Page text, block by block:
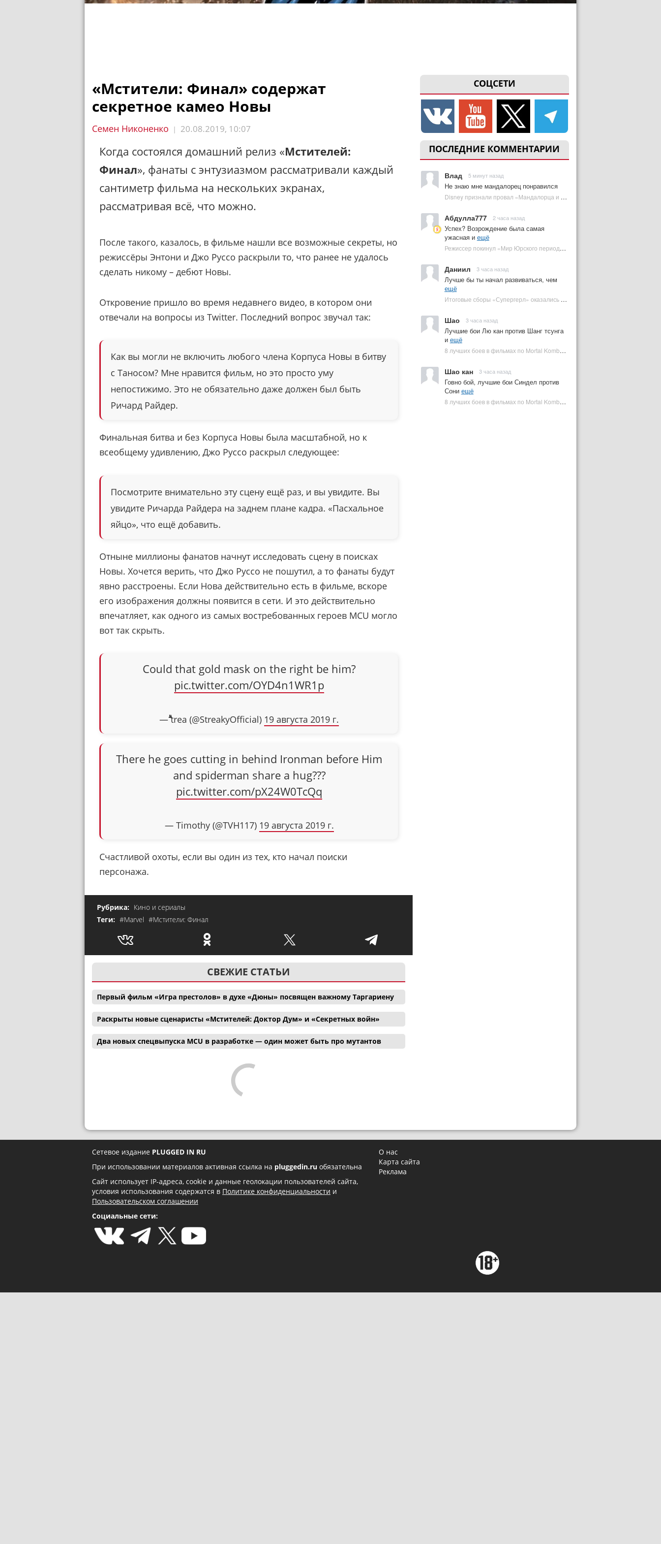
СОЦСЕТИ
ПОСЛЕДНИЕ КОММЕНТАРИИ
Влад 5 минут назад
Не знаю мне мандалорец понравился
Disney признали провал «Мандалорца и Грогу» и еще одной новинки | Plugged In Ru
Абдулла777 2 часа назад
Успех? Возрождение была самая
ужасная и ещё
Режиссер покинул «Мир Юрского периода 5» | Plugged In Ru
Даниил 3 часа назад
Лучше бы ты начал развиваться, чем
ещё
Итоговые сборы «Супергерл» оказались худшими для DC за два десятилетия | Plugged In Ru
Шао 3 часа назад
Лучшие бои Лю кан против Шанг тсунга
и ещё
8 лучших боев в фильмах по Mortal Kombat: от «Смертельной битвы» до «Мортал Комбат 2» | Plugged In Ru
Шао кан 3 часа назад
Говно бой, лучшие бои Синдел против
Сони ещё
8 лучших боев в фильмах по Mortal Kombat: от «Смертельной битвы» до «Мортал Комбат 2» | Plugged In Ru
«Мстители: Финал» содержат
секретное камео Новы
Семен Никоненко | 20.08.2019, 10:07
Когда состоялся домашний релиз «Мстителей:
Финал», фанаты с энтузиазмом рассматривали каждый
сантиметр фильма на нескольких экранах,
рассматривая всё, что можно.
После такого, казалось, в фильме нашли все возможные секреты, но
режиссёры Энтони и Джо Руссо раскрыли то, что ранее не удалось
сделать никому – дебют Новы.
Откровение пришло во время недавнего видео, в котором они
отвечали на вопросы из Twitter. Последний вопрос звучал так:
Как вы могли не включить любого члена Корпуса Новы в битву
с Таносом? Мне нравится фильм, но это просто уму
непостижимо. Это не обязательно даже должен был быть
Ричард Райдер.
Финальная битва и без Корпуса Новы была масштабной, но к
всеобщему удивлению, Джо Руссо раскрыл следующее:
Посмотрите внимательно эту сцену ещё раз, и вы увидите. Вы
увидите Ричарда Райдера на заднем плане кадра. «Пасхальное
яйцо», что ещё добавить.
Отныне миллионы фанатов начнут исследовать сцену в поисках
Новы. Хочется верить, что Джо Руссо не пошутил, а то фанаты будут
явно расстроены. Если Нова действительно есть в фильме, вскоре
его изображения должны появится в сети. И это действительно
впечатляет, как одного из самых востребованных героев MCU могло
вот так скрыть.
Could that gold mask on the right be him?
pic.twitter.com/OYD4n1WR1p
— ۗۗۗۗۗۗۗۗۗۗtrea (@StreakyOfficial) 19 августа 2019 г.
There he goes cutting in behind Ironman before Him
and spiderman share a hug???
pic.twitter.com/pX24W0TcQq
— Timothy (@TVH117) 19 августа 2019 г.
Счастливой охоты, если вы один из тех, кто начал поиски
персонажа.
Рубрика: Кино и сериалы
Теги: #Marvel #Мстители: Финал
СВЕЖИЕ СТАТЬИ
Первый фильм «Игра престолов» в духе «Дюны» посвящен важному Таргариену
Раскрыты новые сценаристы «Мстителей: Доктор Дум» и «Секретных войн»
Два новых спецвыпуска MCU в разработке — один может быть про мутантов
Сетевое издание PLUGGED IN RU
При использовании материалов активная ссылка на pluggedin.ru обязательна
Сайт использует IP-адреса, cookie и данные геолокации пользователей сайта,
условия использования содержатся в Политике конфиденциальности и
Пользовательском соглашении
Социальные сети:
О нас
Карта сайта
Реклама